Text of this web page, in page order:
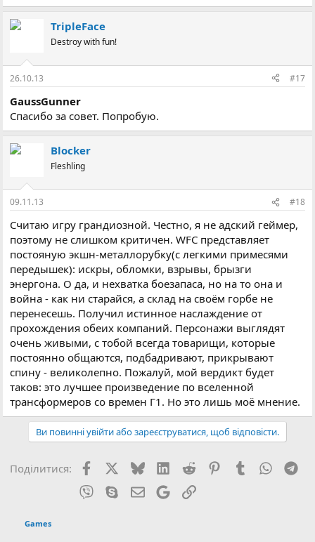
TripleFace
Destroy with fun!
26.10.13 #17
GaussGunner
Спасибо за совет. Попробую.
Blocker
Fleshling
09.11.13 #18
Считаю игру грандиозной. Честно, я не адский геймер,
поэтому не слишком критичен. WFC представляет
постояную экшн-металлорубку(с легкими примесями
передышек): искры, обломки, взрывы, брызги
энергона. О да, и нехватка боезапаса, но на то она и
война - как ни старайся, а склад на своём горбе не
перенесешь. Получил истинное наслаждение от
прохождения обеих компаний. Персонажи выглядят
очень живыми, с тобой всегда товарищи, которые
постоянно общаются, подбадривают, прикрывают
спину - великолепно. Пожалуй, мой вердикт будет
таков: это лучшее произведение по вселенной
трансформеров со времен Г1. Но это лишь моё мнение.
Ви повинні увійти або зареєструватися, щоб відповісти.
Поділитися: FacebookX (Twitter)
BlueskyLinkedIn
Reddit PinterestTumblr
Viber SkypeE-mailGoogleПосилання
Games